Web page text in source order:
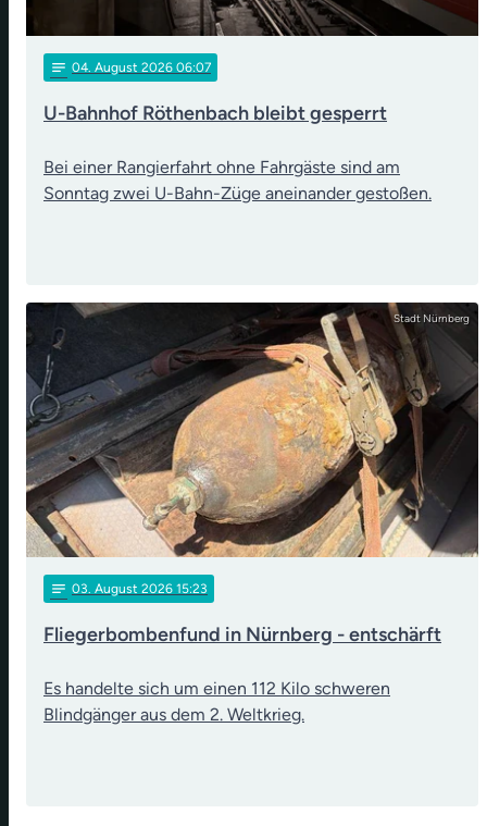
notes 04 . August 2026 06:07
U-Bahnhof Röthenbach bleibt gesperrt
Bei einer Rangierfahrt ohne Fahrgäste sind am
Sonntag zwei U-Bahn-Züge aneinander gestoßen.
Stadt Nürnberg
notes 03. August 2026 15:23
Fliegerbombenfund in Nürnberg - entschärft
Es handelte sich um einen 112 Kilo schweren
Blindgänger aus dem 2. Weltkrieg.